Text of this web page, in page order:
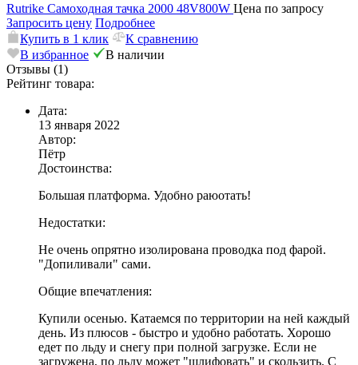
Rutrike Самоходная тачка 2000 48V800W Цена по запросу
Запросить цену Подробнее
Купить в 1 клик
К сравнению
В избранное
В наличии
Отзывы (1)
Рейтинг товара:
Дата:
13 января 2022
Автор:
Пётр
Достоинства:
Большая платформа. Удобно раюотать!
Недостатки:
Не очень опрятно изолирована проводка под фарой.
"Допиливали" сами.
Общие впечатления:
Купили осенью. Катаемся по территории на ней каждый
день. Из плюсов - быстро и удобно работать. Хорошо
едет по льду и снегу при полной загрузке. Если не
загружена, по льду может "шлифовать" и скользить. С